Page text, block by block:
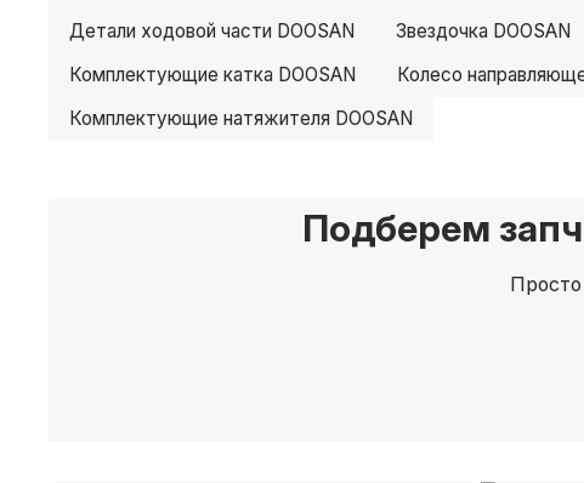
Детали ходовой части DOOSAN
Звездочка DOOSAN
Комплектующие катка DOOSAN
Колесо
Комплектующие натяжителя DOOSAN
Подберем